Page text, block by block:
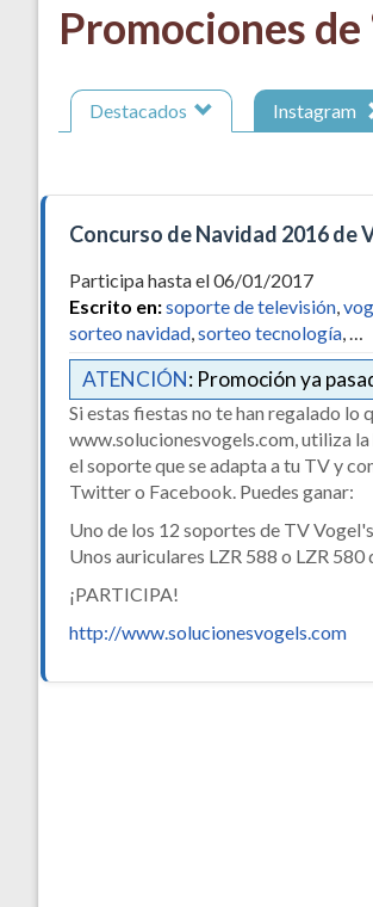
Promociones de
Destacados Instagram
Concurso de Navidad 2016 de
Participa hasta el 06/01/2017
Escrito en:soporte de televisión,
sorteo navidad,sorteo tecnología, …
ATENCIÓN: Promoción ya
Si estas fiestas no te han regalado lo
www.solucionesvogels.com, utiliza
el soporte que se adapta a tu TV y
Twitter o Facebook. Puedes ganar:
Uno de los 12 soportes de TV
Unos auriculares LZR 588 o LZR
¡PARTICIPA!
http://www.solucionesvogels.com